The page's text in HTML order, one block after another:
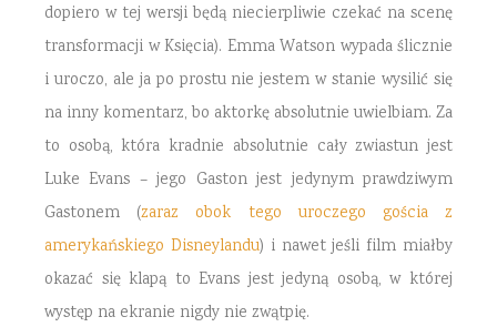
dopiero w tej wersji będą niecierpliwie czekać na scenę
transformacji w Księcia). Emma Watson wypada ślicznie
i uroczo, ale ja po prostu nie jestem w stanie wysilić się
na inny komentarz, bo aktorkę absolutnie uwielbiam. Za
to osobą, która kradnie absolutnie cały zwiastun jest
Luke Evans – jego Gaston jest jedynym prawdziwym
Gastonem (zaraz obok tego uroczego gościa z
amerykańskiego Disneylandu) i nawet jeśli film miałby
okazać się klapą to Evans jest jedyną osobą, w której
występ na ekranie nigdy nie zwątpię.